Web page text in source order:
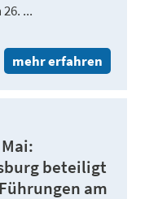
...
mehr erfahren
beteiligt
am